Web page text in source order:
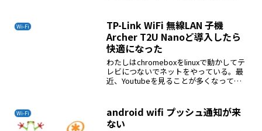
Wi-Fi
TP-Link WiFi 無線LAN 子機
Archer T2U Nanoど導入したら
快適になった
わたしはchromeboxをlinuxで動かしてテ
レビにつないでネットをやっている。最
近、Youtubeを見ることが多くなってき
HUAWEI MediaPad T5でYou...
Wi-Fi
android wifi プッシュ通知が来
ない